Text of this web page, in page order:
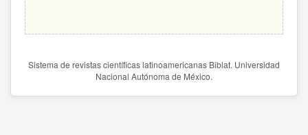
Sistema de revistas científicas latinoamericanas Biblat. Universidad
Nacional Autónoma de México.